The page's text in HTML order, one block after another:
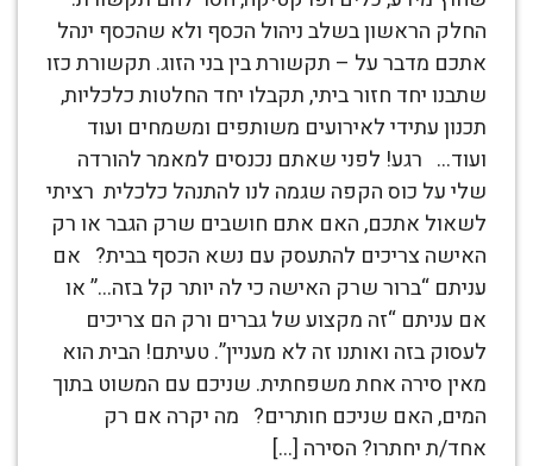
החלק הראשון בשלב ניהול הכסף ולא שהכסף ינהל
אתכם מדבר על – תקשורת בין בני הזוג. תקשורת כזו
שתבנו יחד חזור ביתי, תקבלו יחד החלטות כלכליות,
תכנון עתידי לאירועים משותפים ומשמחים ועוד
ועוד… רגע! לפני שאתם נכנסים למאמר להורדה
שלי על כוס הקפה שגמה לנו להתנהל כלכלית רציתי
לשאול אתכם, האם אתם חושבים שרק הגבר או רק
האישה צריכים להתעסק עם נשא הכסף בבית? אם
עניתם “ברור שרק האישה כי לה יותר קל בזה…” או
אם עניתם “זה מקצוע של גברים ורק הם צריכים
לעסוק בזה ואותנו זה לא מעניין”. טעיתם! הבית הוא
מאין סירה אחת משפחתית. שניכם עם המשוט בתוך
המים, האם שניכם חותרים? מה יקרה אם רק
אחד/ת יחתרו? הסירה […]